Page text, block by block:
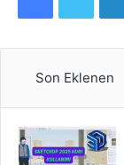
c
e
b
i
t
t
Son Eklenen